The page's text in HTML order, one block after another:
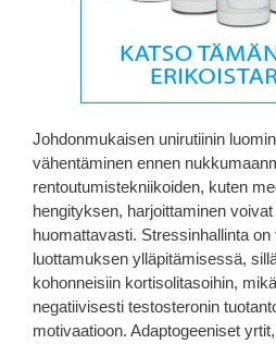
Johdonmukaisen unirutiinin
vähentäminen ennen
rentoutumistekniikoiden, kuten
hengityksen, harjoittaminen
huomattavasti. Stressinhallinta
luottamuksen ylläpitämisessä,
kohonneisiin kortisolitasoihin,
negatiivisesti testosteronin
motivaatioon. Adaptogeeniset